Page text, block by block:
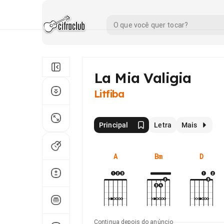
La Mia Valigia
Litfiba
Principal Letra Mais
A Bm D
Continua depois do anúncio